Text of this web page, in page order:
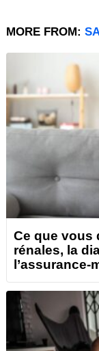
MORE FROM:
Ce que vous
rénales, la
l’assurance-